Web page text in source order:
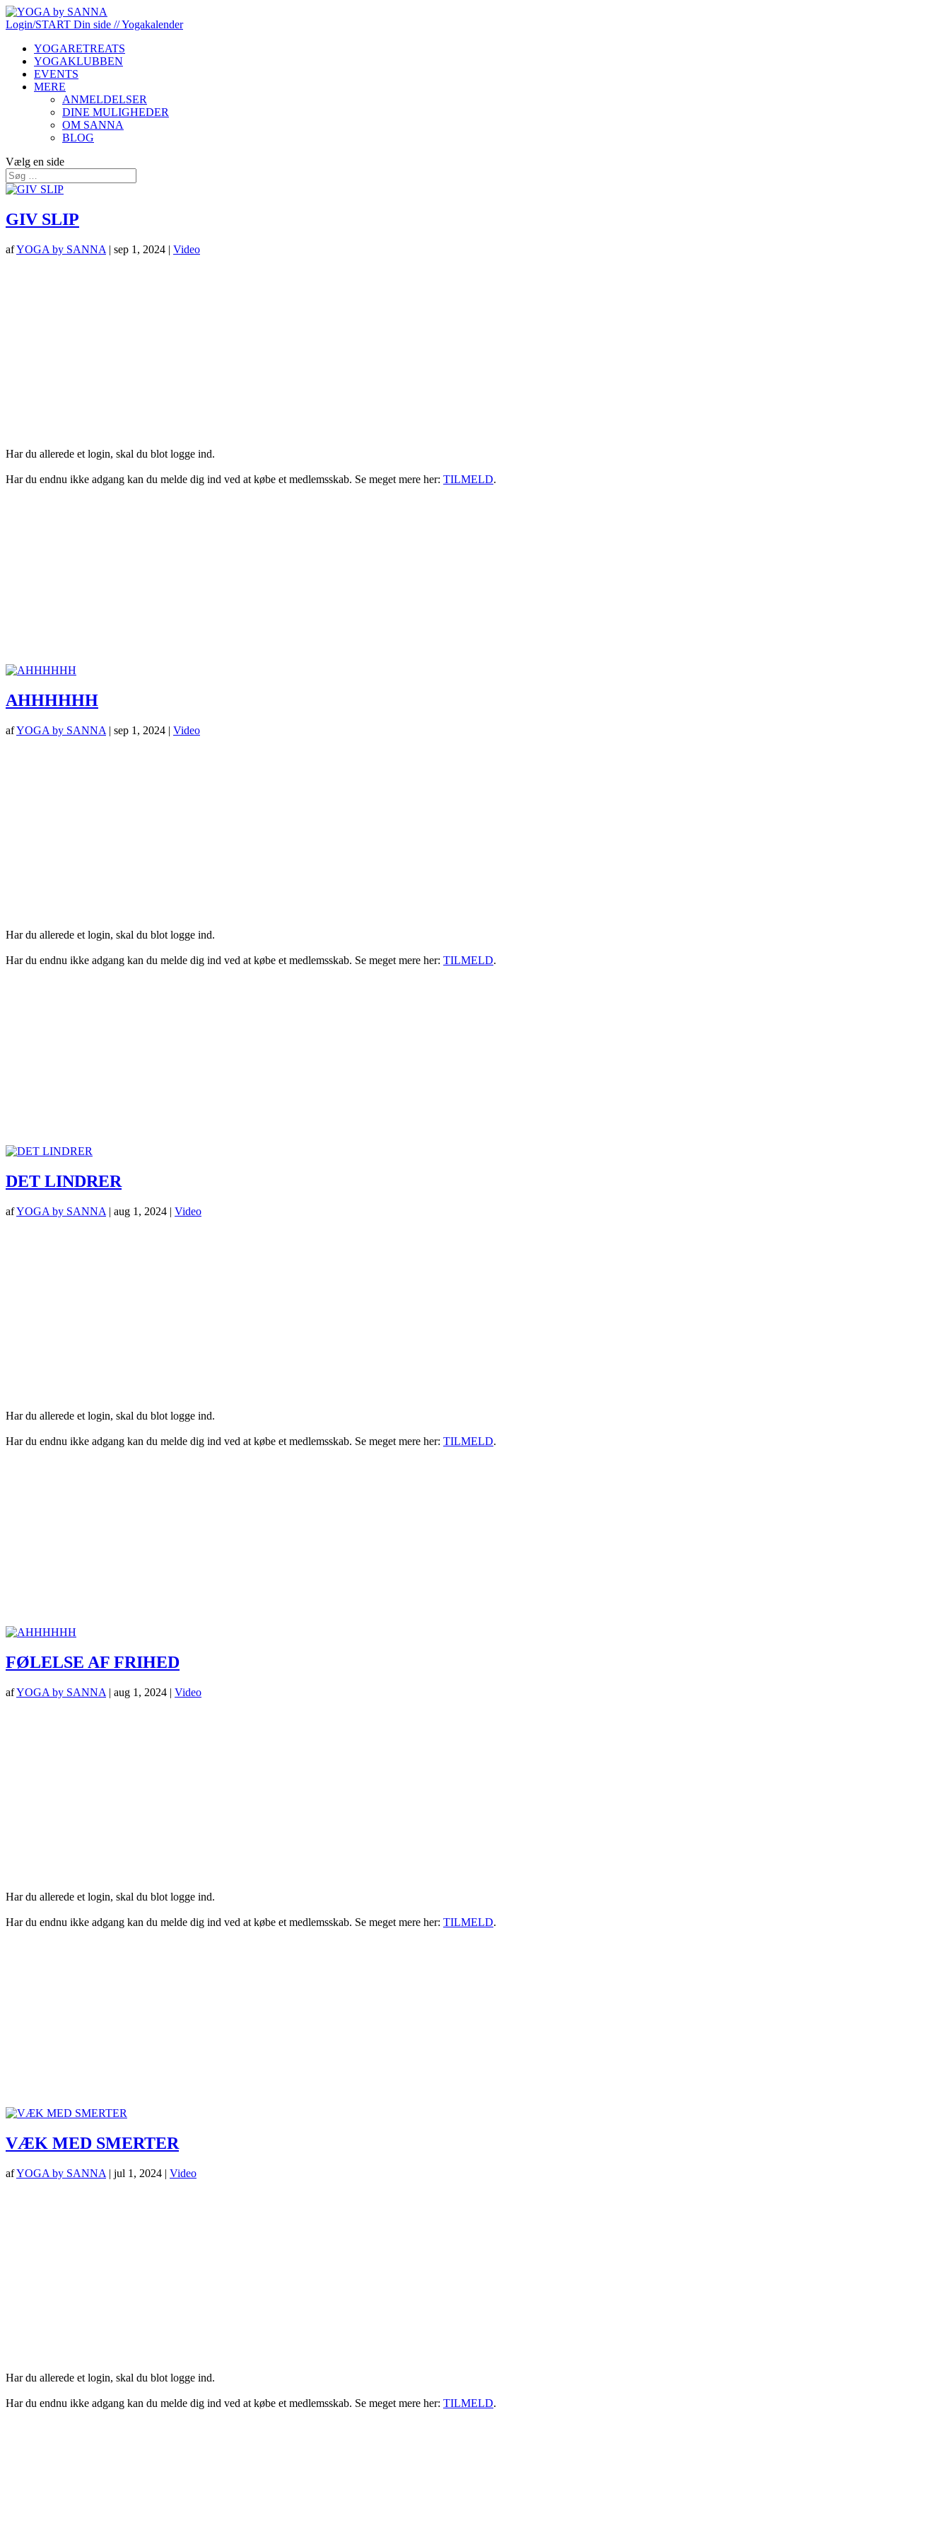
Login/START Din side // Yogakalender
YOGARETREATS
YOGAKLUBBEN
EVENTS
MERE
ANMELDELSER
DINE MULIGHEDER
OM SANNA
BLOG
Vælg en side
GIV SLIP
afYOGA by SANNA | sep 1, 2024 | Video
Har du allerede et login, skal du blot logge ind.
Har du endnu ikke adgang kan du melde dig ind ved at købe et medlemsskab. Se meget mere her: TILMELD.
AHHHHHH
afYOGA by SANNA | sep 1, 2024 | Video
Har du allerede et login, skal du blot logge ind.
Har du endnu ikke adgang kan du melde dig ind ved at købe et medlemsskab. Se meget mere her: TILMELD.
DET LINDRER
afYOGA by SANNA | aug 1, 2024 | Video
Har du allerede et login, skal du blot logge ind.
Har du endnu ikke adgang kan du melde dig ind ved at købe et medlemsskab. Se meget mere her: TILMELD.
FØLELSE AF FRIHED
afYOGA by SANNA | aug 1, 2024 | Video
Har du allerede et login, skal du blot logge ind.
Har du endnu ikke adgang kan du melde dig ind ved at købe et medlemsskab. Se meget mere her: TILMELD.
VÆK MED SMERTER
afYOGA by SANNA | jul 1, 2024 | Video
Har du allerede et login, skal du blot logge ind.
Har du endnu ikke adgang kan du melde dig ind ved at købe et medlemsskab. Se meget mere her: TILMELD.